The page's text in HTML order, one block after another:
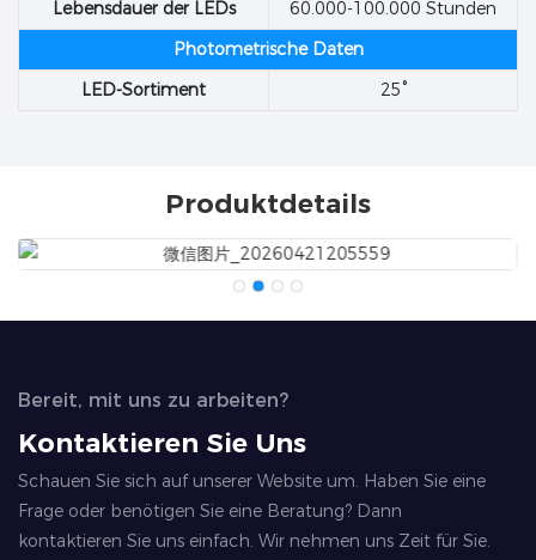
Lebensdauer der LEDs
60.000-100.000 Stunden
Photometrische Daten
LED-Sortiment
25°
Produktdetails
Bereit, mit uns zu arbeiten?
Kontaktieren Sie Uns
Schauen Sie sich auf unserer Website um. Haben Sie eine
Frage oder benötigen Sie eine Beratung? Dann
kontaktieren Sie uns einfach. Wir nehmen uns Zeit für Sie.